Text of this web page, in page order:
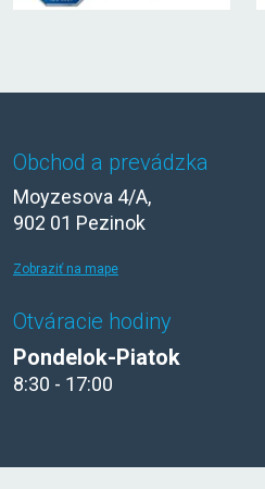
Obchod a prevádzka
Moyzesova 4/A,
902 01 Pezinok
Zobraziť na mape
Otváracie hodiny
Pondelok-Piatok
8:30 - 17:00